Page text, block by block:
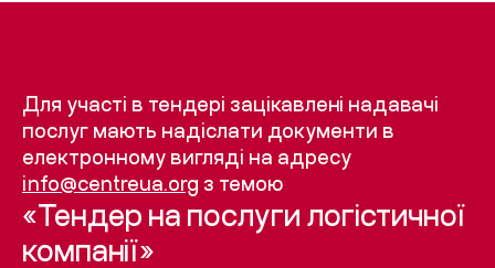
Для участі в тендері зацікавлені надавачі
послуг мають надіслати документи в
електронному вигляді на адресу
info@centreua.org з темою
«Тендер на послуги логістичної
компанії»